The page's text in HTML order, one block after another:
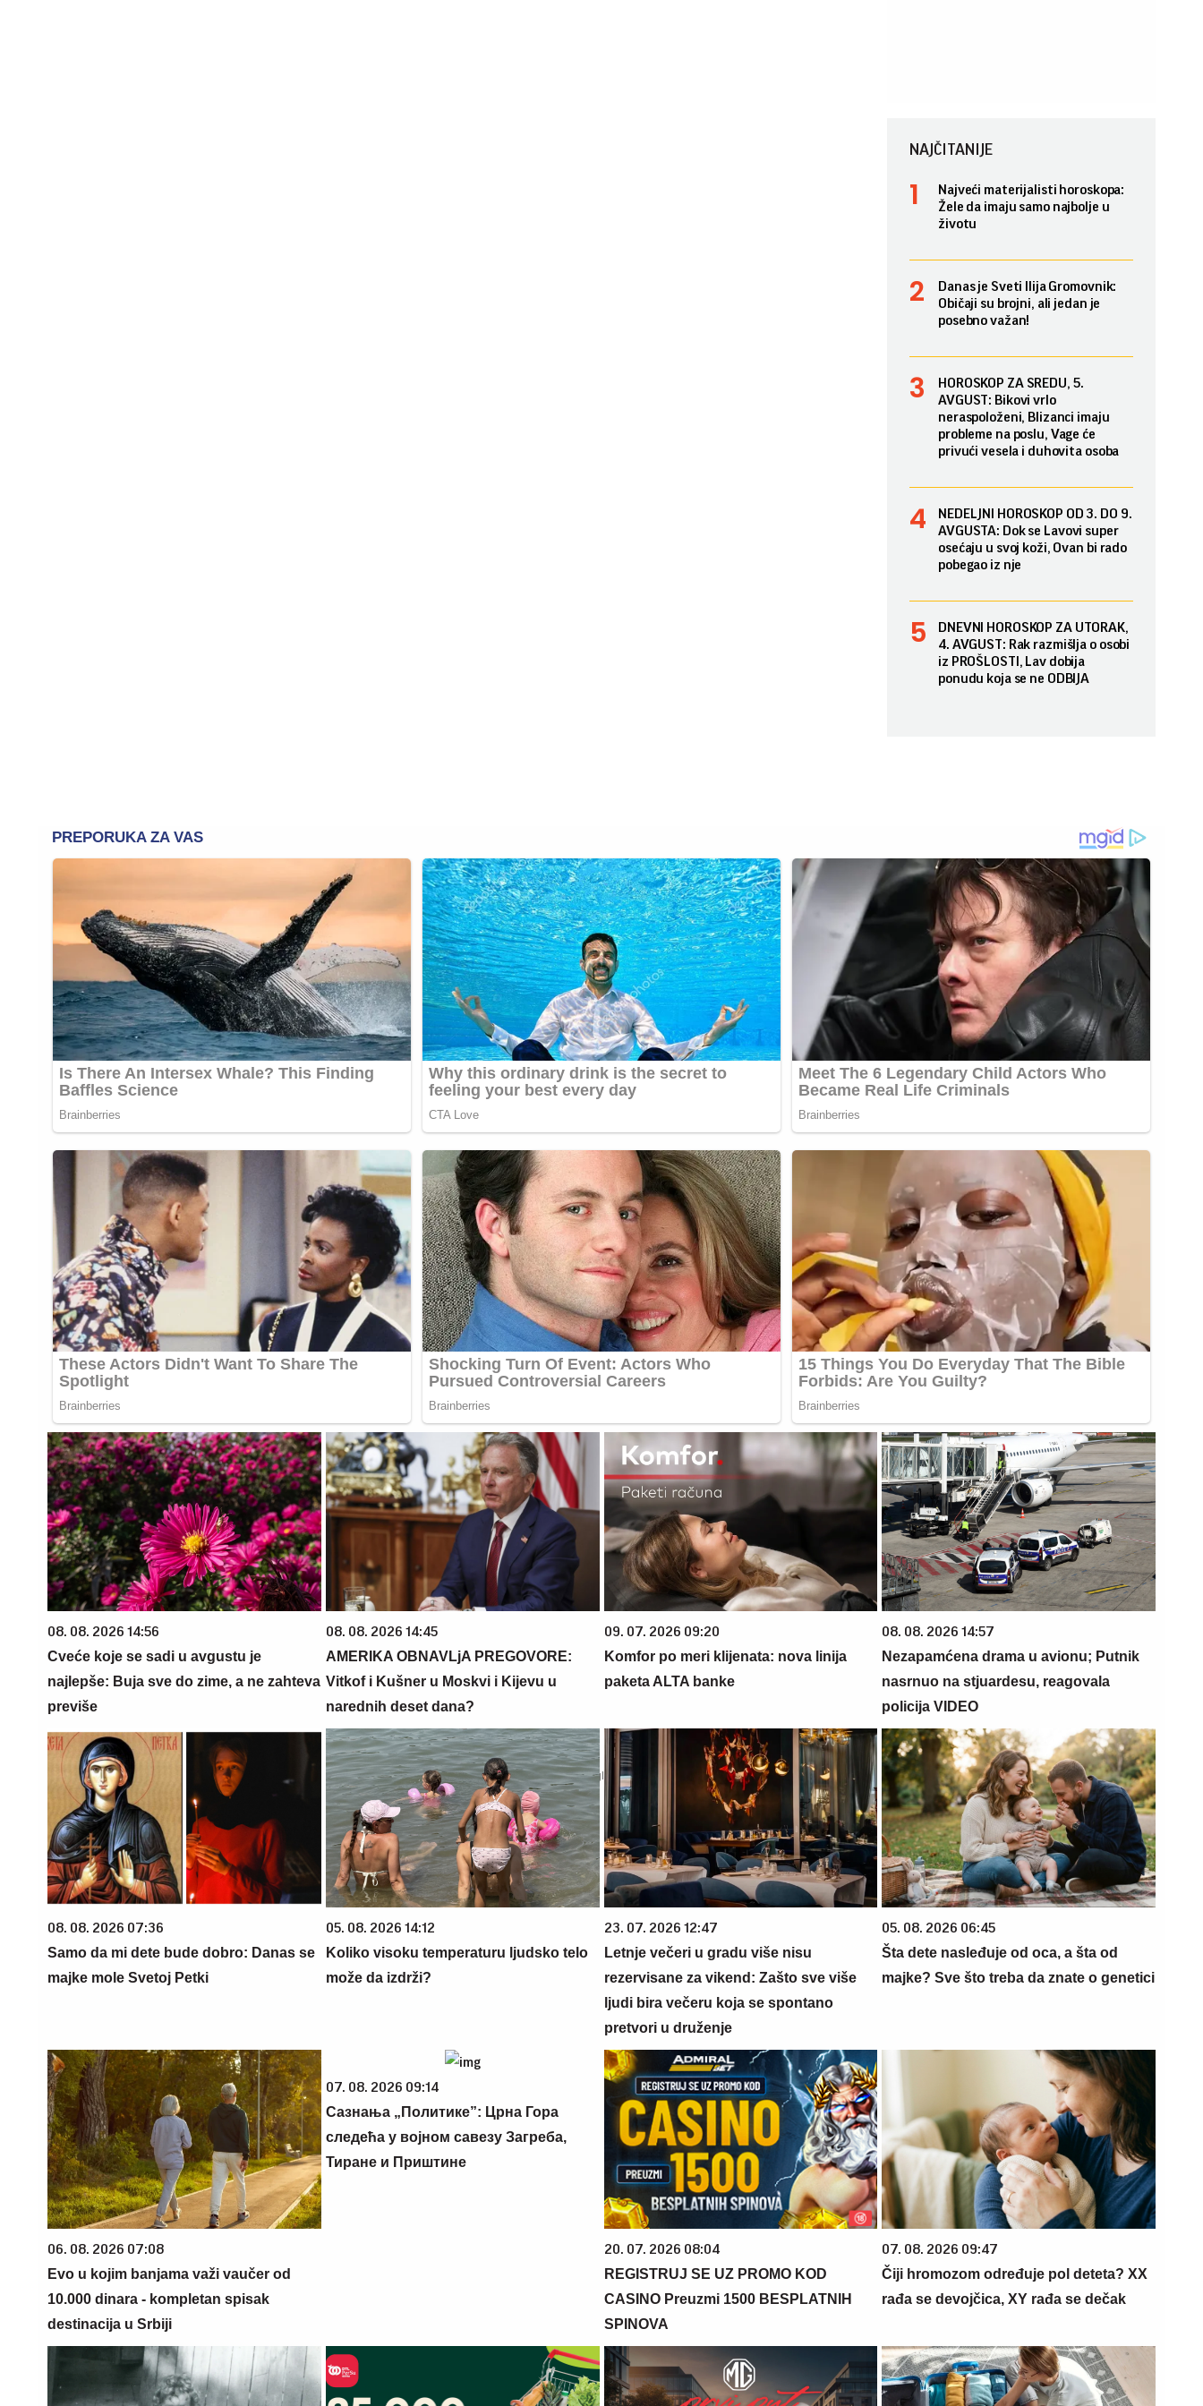
NAJČITANIJE
Najveći materijalisti horoskopa:
Žele da imaju samo najbolje u
životu
Danas je Sveti Ilija Gromovnik:
Običaji su brojni, ali jedan je
posebno važan!
HOROSKOP ZA SREDU, 5.
AVGUST: Bikovi vrlo
neraspoloženi, Blizanci imaju
probleme na poslu, Vage će
privući vesela i duhovita osoba
NEDELJNI HOROSKOP OD 3. DO 9.
AVGUSTA: Dok se Lavovi super
osećaju u svoj koži, Ovan bi rado
pobegao iz nje
DNEVNI HOROSKOP ZA UTORAK,
4. AVGUST: Rak razmišlja o osobi
iz PROŠLOSTI, Lav dobija
ponudu koja se ne ODBIJA
08. 08. 2026 14:56
Cveće koje se sadi u avgustu je
najlepše: Buja sve do zime, a ne zahteva
previše
08. 08. 2026 14:45
AMERIKA OBNAVLjA PREGOVORE:
Vitkof i Kušner u Moskvi i Kijevu u
narednih deset dana?
09. 07. 2026 09:20
Komfor po meri klijenata: nova linija
paketa ALTA banke
08. 08. 2026 14:57
Nezapamćena drama u avionu; Putnik
nasrnuo na stjuardesu, reagovala
policija VIDEO
08. 08. 2026 07:36
Samo da mi dete bude dobro: Danas se
majke mole Svetoj Petki
05. 08. 2026 14:12
Koliko visoku temperaturu ljudsko telo
može da izdrži?
23. 07. 2026 12:47
Letnje večeri u gradu više nisu
rezervisane za vikend: Zašto sve više
ljudi bira večeru koja se spontano
pretvori u druženje
05. 08. 2026 06:45
Šta dete nasleđuje od oca, a šta od
majke? Sve što treba da znate o genetici
06. 08. 2026 07:08
Evo u kojim banjama važi vaučer od
10.000 dinara - kompletan spisak
destinacija u Srbiji
07. 08. 2026 09:14
Сазнања „Политике”: Црна Гора
следећа у војном савезу Загреба,
Тиране и Приштине
20. 07. 2026 08:04
REGISTRUJ SE UZ PROMO KOD
CASINO Preuzmi 1500 BESPLATNIH
SPINOVA
07. 08. 2026 09:47
Čiji hromozom određuje pol deteta? XX
rađa se devojčica, XY rađa se dečak